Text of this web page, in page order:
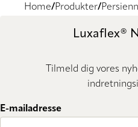
Home Produkter
Luxaflex®
Tilmeld dig vores
E-mailadresse